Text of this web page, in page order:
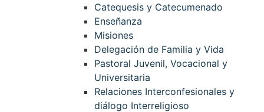
Catequesis y Catecumenado
Enseñanza
Misiones
Delegación de Familia y Vida
Pastoral Juvenil, Vocacional y
Universitaria
Relaciones Interconfesionales y
diálogo Interreligioso